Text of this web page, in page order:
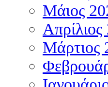
Μάιος
Μάρτιος